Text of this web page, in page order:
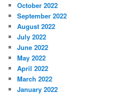
October 2022
September 2022
August 2022
July 2022
June 2022
May 2022
April 2022
March 2022
January 2022